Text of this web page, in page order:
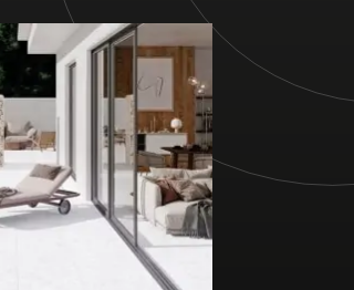
31,6x60,8
60x120x2 RC OUT
33x100 RC PB